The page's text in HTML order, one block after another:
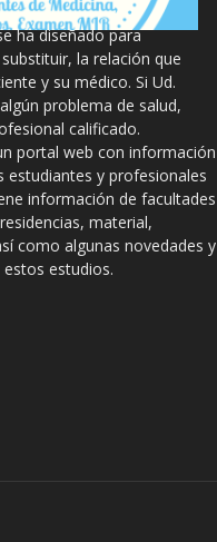
en
ha diseñado para
la relación que
y su médico. Si Ud.
problema de salud,
calificado.
portal web con información
estudiantes y profesionales
información de facultades
material,
como algunas novedades y
estudios.